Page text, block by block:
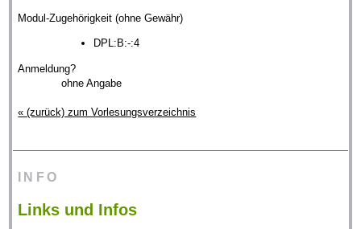
Modul-Zugehörigkeit (ohne Gewähr)
DPL:B:-:4
Anmeldung?
ohne Angabe
« (zurück) zum Vorlesungsverzeichnis
INFO
Links und Infos